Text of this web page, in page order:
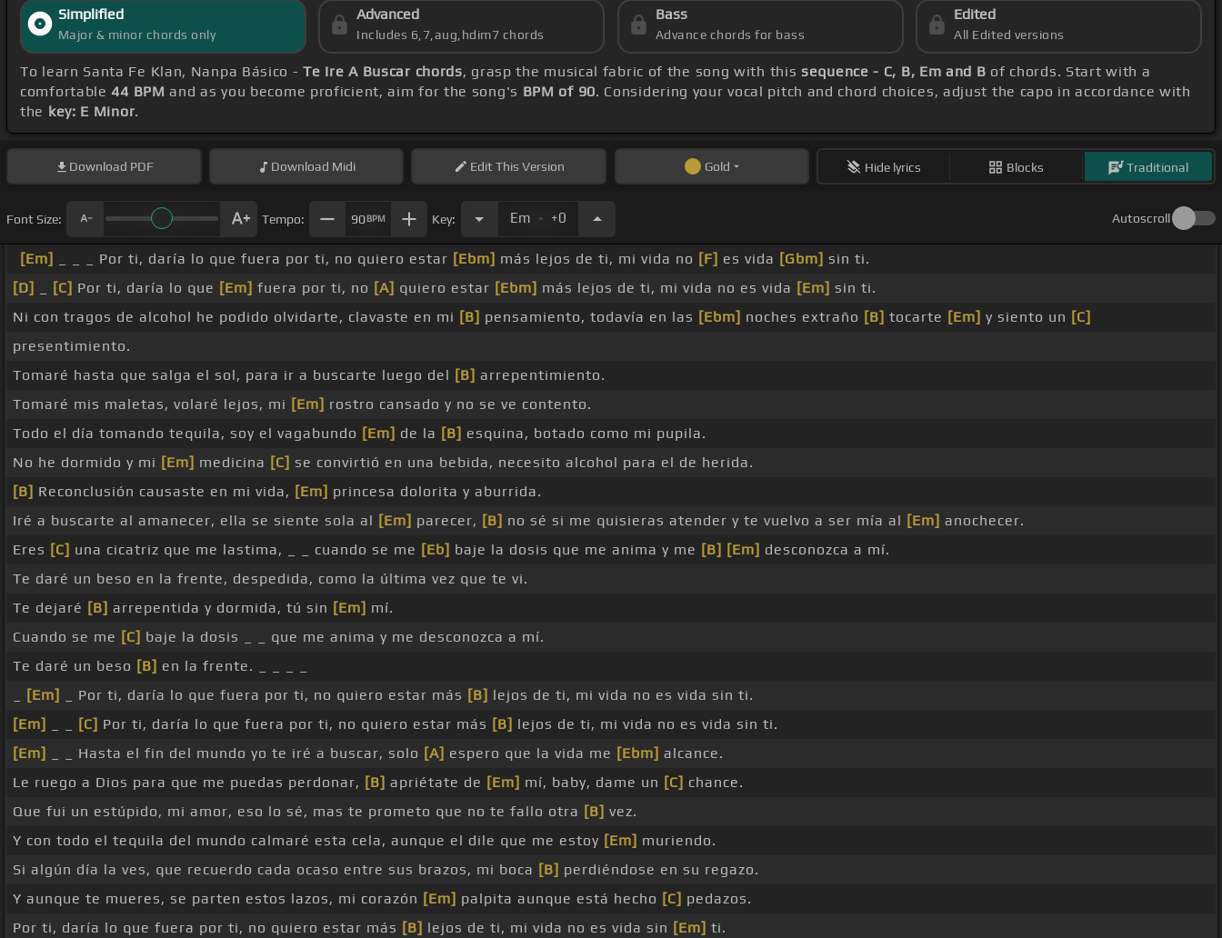
Simplified
Major & minor chords only
Advanced
Includes 6,7,aug,hdim7 chords
Bass
Advance chords for bass
Edited
All Edited versions
To learn Santa Fe Klan, Nanpa Básico -Te Ire A Buscar chords, grasp the musical fabric of the song with thissequence - C, B, Em and B of chords. Start with a
comfortable44 BPM and as you become proficient, aim for the song's BPM of 90. Considering your vocal pitch and chord choices, adjust the capo in accordance with
the key: E Minor.
Download PDF Download Midi EditThis Version Gold Hide lyrics Blocks Traditional
Font Size: Tempo: 90BPM Key: Em . +0 Autoscroll
[Em] _ _ _ Por ti, daría lo que fuera por ti, no quiero estar [Ebm] más lejos de ti, mi vida no [F] es vida [Gbm] sin ti.
[D]
[C] Por ti, daría lo que [Em] fuera por ti, no [A] quiero estar [Ebm] más lejos de ti, mi vida no es vida [Em] sin ti.
Ni con tragos de alcohol he podido olvidarte, clavaste en mi [B] pensamiento, todavía en las [Ebm] noches extraño [B] tocarte [Em] y siento un [C]
presentimiento.
Tomaré hasta que salga el sol, para ir a buscarte luego del [B] arrepentimiento.
Tomaré mis maletas, volaré lejos, mi [Em] rostro cansado y no se ve contento.
Todo el día tomando tequila, soy el vagabundo [Em] de la [B] esquina, botado como mi pupila.
No he dormido y mi [Em] medicina [C] se convirtió en una bebida, necesito alcohol para el de herida.
[B] Reconclusión causaste en mi vida, [Em] princesa dolorita y aburrida.
Iré a buscarte al amanecer, ella se siente sola al [Em] parecer, [B] no sé si me quisieras atender y te vuelvo a ser mía al [Em] anochecer.
Eres [C] una cicatriz que me lastima, _ _ cuando se me [Eb] baje la dosis que me anima y me [B] [Em] desconozca a mí.
Te daré un beso en la frente, despedida, como la última vez que te vi.
Te dejaré [B] arrepentida y dormida, tú sin [Em] mí.
Cuando se me [C] baje la dosis _ _ que me anima y me desconozca a mí.
Te daré un beso [B] en la frente. _ _ _ _
[Em] _ Por ti, daría lo que fuera por ti, no quiero estar más [B] lejos de ti, mi vida no es vida sin ti.
[Em]
[C] Por ti, daría lo que fuera por ti, no quiero estar más [B] lejos de ti, mi vida no es vida sin ti.
[Em]
_ _ Hasta el fin del mundo yo te iré a buscar, solo [A] espero que la vida me [Ebm] alcance.
Le ruego a Dios para que me puedas perdonar, [B] apriétate de [Em] mí, baby, dame un [C] chance.
Que fui un estúpido, mi amor, eso lo sé, mas te prometo que no te fallo otra [B] vez.
Y con todo el tequila del mundo calmaré esta cela, aunque el dile que me estoy [Em] muriendo.
Si algún día la ves, que recuerdo cada ocaso entre sus brazos, mi boca [B] perdiéndose en su regazo.
Y aunque te mueres, se parten estos lazos, mi corazón [Em] palpita aunque está hecho [C] pedazos.
Por ti, daría lo que fuera por ti, no quiero estar más [B] lejos de ti, mi vida no es vida sin [Em] ti.